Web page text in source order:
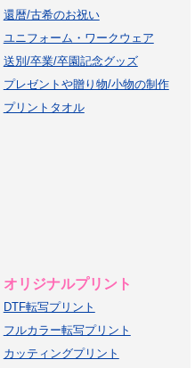
還暦/古希のお祝い
ユニフォーム・ワークウェア
送別/卒業/卒園記念グッズ
プレゼントや贈り物/小物の制作
プリントタオル
オリジナルプリント
DTF転写プリント
フルカラー転写プリント
カッティングプリント